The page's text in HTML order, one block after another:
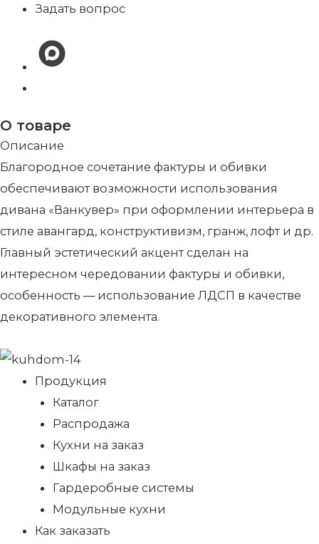
Задать вопрос
О товаре
Описание
Благородное сочетание фактуры и обивки
обеспечивают возможности использования
дивана «Ванкувер» при оформлении интерьера в
стиле авангард, конструктивизм, гранж, лофт и др.
Главный эстетический акцент сделан на
интересном чередовании фактуры и обивки,
особенность — использование ЛДСП в качестве
декоративного элемента.
Продукция
Каталог
Распродажа
Кухни на заказ
Шкафы на заказ
Гардеробные системы
Модульные кухни
Как заказать